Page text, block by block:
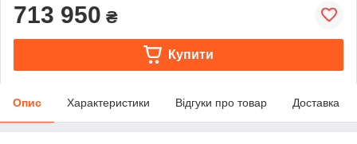
713 950 ₴
Купити
Опис Характеристики Відгуки про товар Доставка